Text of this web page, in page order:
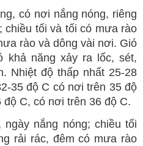
có nơi nắng nóng, riêng
chiều tối và tối có mưa rào
rào và dông vài nơi. Gió
khả năng xảy ra lốc, sét,
Nhiệt độ thấp nhất 25-28
35 độ C có nơi trên 35 độ
C, có nơi trên 36 độ C.
nắng nóng; chiều tối
rải rác, đêm có mưa rào